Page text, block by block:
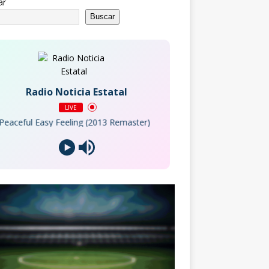
Buscar
Radio Noticia Estatal
LIVE
Easy Feeling (2013 Remaster)